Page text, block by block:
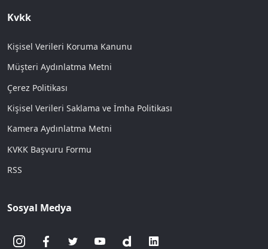
Kvkk
Kişisel Verileri Koruma Kanunu
Müşteri Aydınlatma Metni
Çerez Politikası
Kişisel Verileri Saklama ve İmha Politikası
Kamera Aydınlatma Metni
KVKK Başvuru Formu
RSS
Sosyal Medya